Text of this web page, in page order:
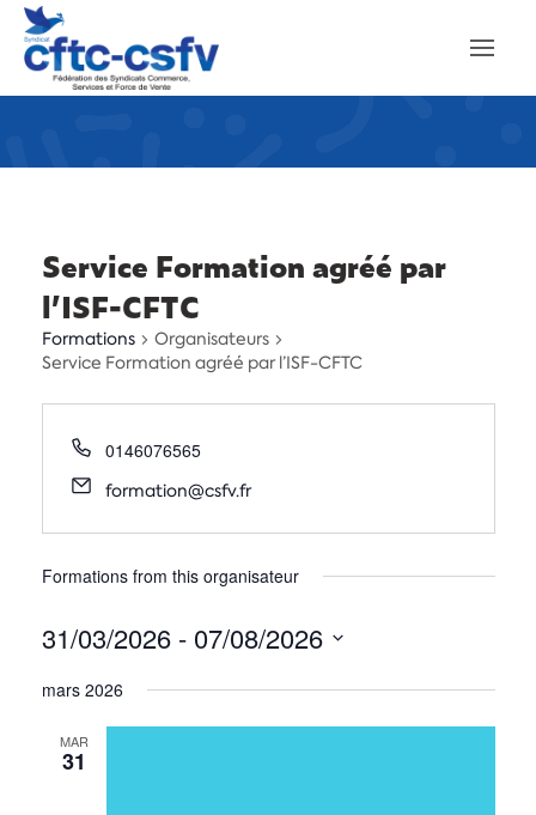
Service Formation agréé par
l’ISF-CFTC
Formations
Organisateurs
Service Formation agréé par l’ISF-CFTC
0146076565
formation@csfv.fr
Formations from this organisateur
31/03/2026 - 07/08/2026
une
mars 2026
MAR
31